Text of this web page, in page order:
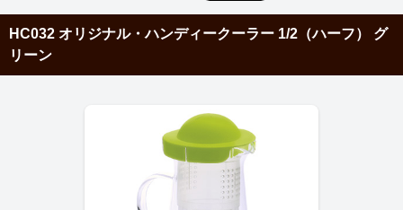
HC032 オリジナル・ハンディークーラー 1/2（ハーフ） グ
リーン